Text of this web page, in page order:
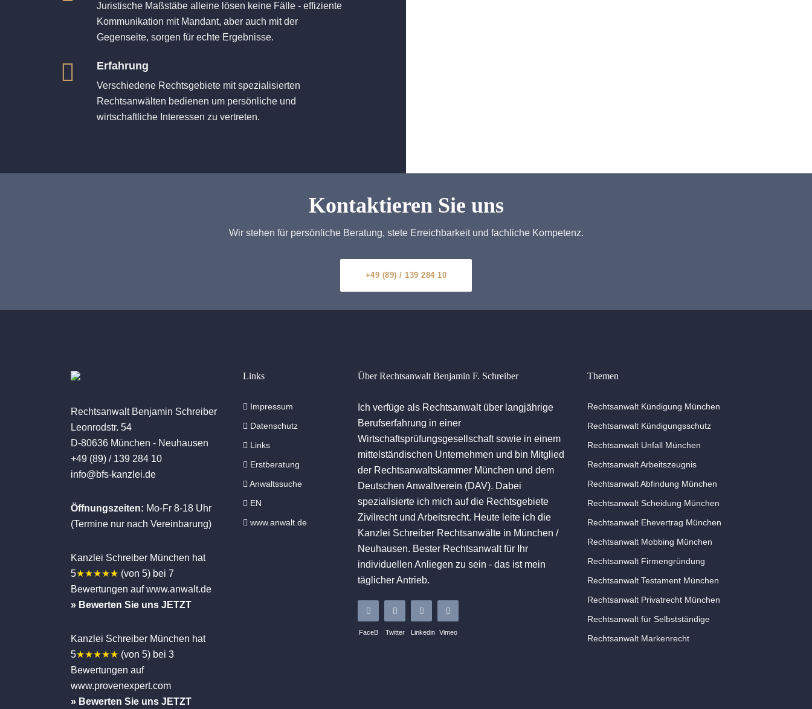
Juristische Maßstäbe alleine lösen keine Fälle - effiziente
Kommunikation mit Mandant, aber auch mit der
Gegenseite, sorgen für echte Ergebnisse.
Erfahrung
Verschiedene Rechtsgebiete mit spezialisierten
Rechtsanwälten bedienen um persönliche und
wirtschaftliche Interessen zu vertreten.
Kontaktieren Sie uns
Wir stehen für persönliche Beratung, stete Erreichbarkeit und fachliche Kompetenz.
+49 (89) / 139 284 10
Rechtsanwalt Benjamin Schreiber
Leonrodstr. 54
D-80636 München - Neuhausen
+49 (89) / 139 284 10
info@bfs-kanzlei.de
Öffnungszeiten: Mo-Fr 8-18 Uhr
(Termine nur nach Vereinbarung)
Kanzlei Schreiber München hat
5★★★★★ (von 5) bei 7
Bewertungen auf www.anwalt.de
» Bewerten Sie uns JETZT
Kanzlei Schreiber München hat
5★★★★★ (von 5) bei 3
Bewertungen auf
www.provenexpert.com
» Bewerten Sie uns JETZT
Links
Impressum
Datenschutz
Links
Erstberatung
Anwaltssuche
EN
www.anwalt.de
Über Rechtsanwalt Benjamin F. Schreiber
Ich verfüge als Rechtsanwalt über langjährige
Berufserfahrung in einer
Wirtschaftsprüfungsgesellschaft sowie in einem
mittelständischen Unternehmen und bin Mitglied
der Rechtsanwaltskammer München und dem
Deutschen Anwaltverein (DAV). Dabei
spezialisierte ich mich auf die Rechtsgebiete
Zivilrecht und Arbeitsrecht. Heute leite ich die
Kanzlei Schreiber Rechtsanwälte in München /
Neuhausen. Bester Rechtsanwalt für Ihr
individuellen Anliegen zu sein - das ist mein
täglicher Antrieb.
FaceB Twitter Linkedin Vimeo
Themen
Rechtsanwalt Kündigung München
Rechtsanwalt Kündigungsschutz
Rechtsanwalt Unfall München
Rechtsanwalt Arbeitszeugnis
Rechtsanwalt Abfindung München
Rechtsanwalt Scheidung München
Rechtsanwalt Ehevertrag München
Rechtsanwalt Mobbing München
Rechtsanwalt Firmengründung
Rechtsanwalt Testament München
Rechtsanwalt Privatrecht München
Rechtsanwalt für Selbstständige
Rechtsanwalt Markenrecht